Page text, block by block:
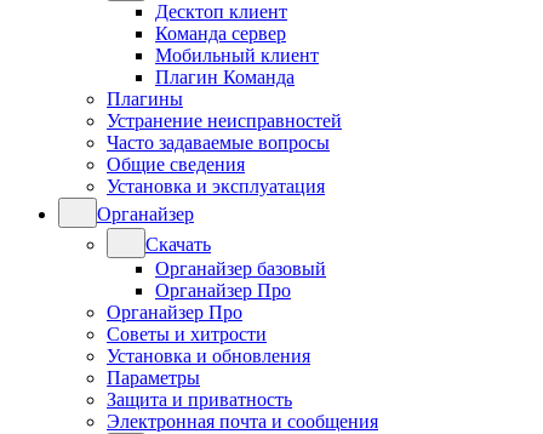
Десктоп клиент
Команда сервер
Мобильный клиент
Плагин Команда
Плагины
Устранение неисправностей
Часто задаваемые вопросы
Общие сведения
Установка и эксплуатация
Органайзер
Скачать
Органайзер базовый
Органайзер Про
Органайзер Про
Советы и хитрости
Установка и обновления
Параметры
Защита и приватность
Электронная почта и сообщения